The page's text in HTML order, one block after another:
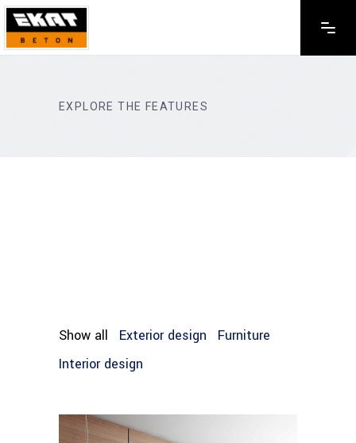
EXPLORE THE FEATURES
Show all Exterior design
Furniture
Interior design